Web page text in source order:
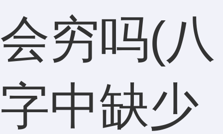
会穷吗(八
字中缺少